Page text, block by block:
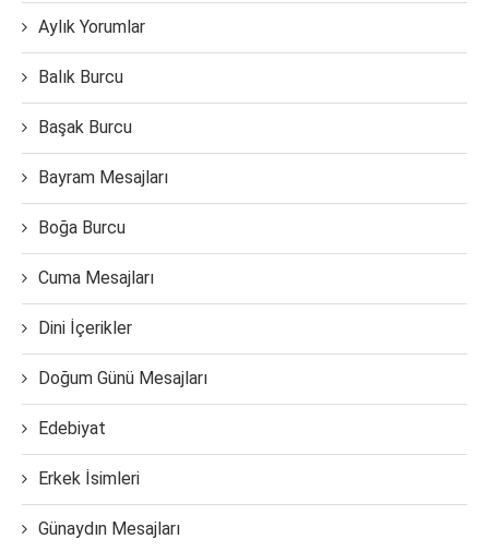
Aylık Yorumlar
Balık Burcu
Başak Burcu
Bayram Mesajları
Boğa Burcu
Cuma Mesajları
Dini İçerikler
Doğum Günü Mesajları
Edebiyat
Erkek İsimleri
Günaydın Mesajları